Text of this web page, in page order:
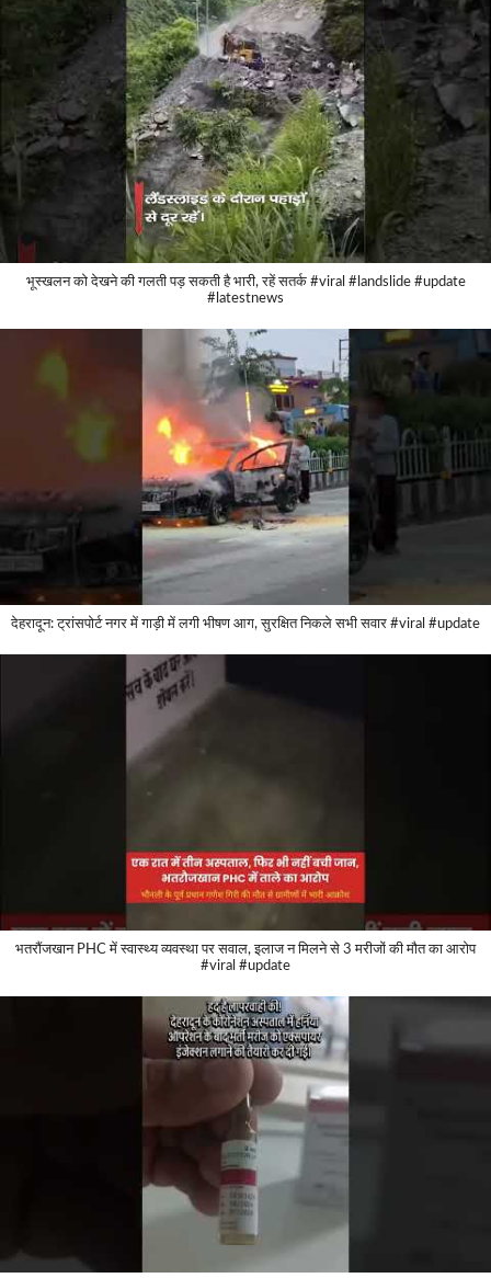
भूस्खलन को देखने की गलती पड़ सकती है भारी, रहें सतर्क #viral #landslide #update
#latestnews
देहरादून: ट्रांसपोर्ट नगर में गाड़ी में लगी भीषण आग, सुरक्षित निकले सभी सवार #viral #update
भतरौंजखान PHC में स्वास्थ्य व्यवस्था पर सवाल, इलाज न मिलने से 3 मरीजों की मौत का आरोप
#viral #update